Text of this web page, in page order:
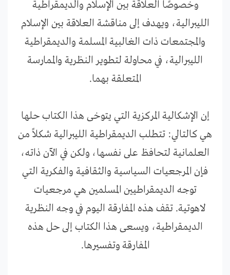
وخصوصًا العلاقة بين الإسلام والديمقراطية
الليبرالية، ويهدف إلى مناقشة العلاقة بين الإسلام
والمجتمعات ذات الغالبية المسلمة والديمقراطية
الليبرالية، في محاولة لتطوير النظرية والممارسة
المتعلقة بهما.
إن الإشكالية المركزية التي يتوخى هذا الكتاب حلها
هي كالتالي: تتطلب الديمقراطية الليبرالية شكلاً من
العلمانية لتحافظ على نفسها، ولكن في الآن ذاته،
فإن المرجعيات السياسية والثقافية والفكرية التي
توجه الديمقراطيين المسلمين هي مرجعيات
لاهوتية. تقف هذه المفارقة اليوم في وجه النظرية
الديمقراطية، ويسعى هذا الكتاب إلى حل هذه
المفارقة وتفسيرها.